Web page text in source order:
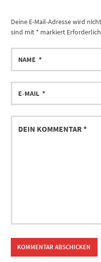
Deine E-Mail-Adresse wird
sind mit * markiert